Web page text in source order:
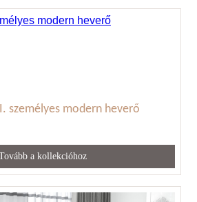
személyes modern heverő
a kollekcióhoz